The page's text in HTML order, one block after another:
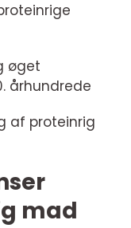
øget
århundrede
af proteinrig
mad